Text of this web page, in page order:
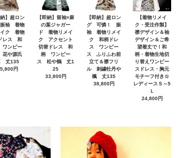
納】超ロン
袖 着物
イク 着物
レス 和
ンピー
や源氏
丈135
円
【即納】留袖×麻
の葉ジャガー
ド 着物リメイ
ク アクセント
切替ドレス 和
柄 ワンピー
ス 松や鶴 丈1
25
33,800円
【即納】超ロン
グ 可憐！ 振
袖 着物リメイ
ク 和柄ドレ
ス ワンピー
ス ふりふわ前
立て＆襟フリ
ル 刺繍牡丹や
楓 丈135
38,800円
【着物リメイ
ク・受注作製】
襟デザイン＆袖
デザイン＆ご希
望着丈で！和
柄・着物生地切
り替えワンピー
スドレス・胸元
モチーフ付き☆
レディースＳ～5
Ｌ
24,800円